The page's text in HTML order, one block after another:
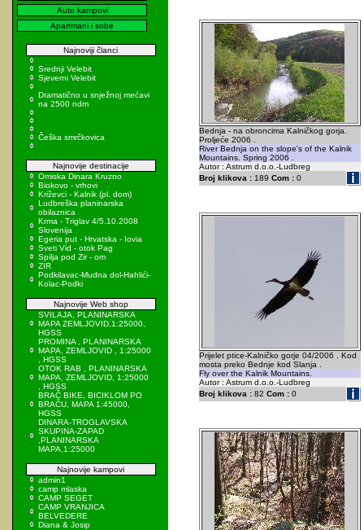
Auto kampovi
Apartmani i sobe
Najnoviji članci
Srednji Velebit
Sjeverni Velebit
Dramatično u snježnoj mećavi
na 2500 ndm
Češka smrčkovica
Najnovije destinacije
Omiska Dinara Kruzno
Biokovo - vrhovi
Križevci - Kalnik (pl. dom)
Ludbreška planinarska
obilaznica
Krma - Triglav 4/5.10.2008
Slovenija
Egeria put - Hrvatska - Iovia
Sveti Vid - otok Pag
Spilja pod Zir - om
ZIR
Podkilavac-Mudna dol-Hahlići-
Kolac-Podki
Najnovije Web shop
SVILAJA, PLANINARSKA
MAPA ZEMLJOVID,1:25000,
HGSS
PROMINA , PLANINARSKA
MAPA, ZEMLJOVID , 1:25000
, HGSS
OTOK RAB , PLANINARSKA
MAPA, ZEMLJOVID, 1:25000
, HGSS
BRAČ BIKE, BICIKLOM PO
BRAČU, MAPA 1:45000,
HGSS
DINARA-TROGLAVSKA
SKUPINA-ZAPAD
,PLANINARSKA
MAPA,1:25000
Najnovije kampovi
admin1
camp mlaska
CAMP SEGET
CAMP VRANJICA
BELVEDERE
Diana & Josip
Bednja - na obroncima Kalničkog gorja.
Proljeće 2006 .
River Bednja on the slope's of the Kalnik
Mountains. Spring 2006 .
Autor : Astrum d.o.o.-Ludbreg
Broj klikova :189 Com :0
Prijelet ptice-Kalničko gorje 04/2006 . Kod
mosta preko Bednje kod Slanja .
Fly over the Kalnik Mountains.
Autor : Astrum d.o.o.-Ludbreg
Broj klikova :82 Com :0